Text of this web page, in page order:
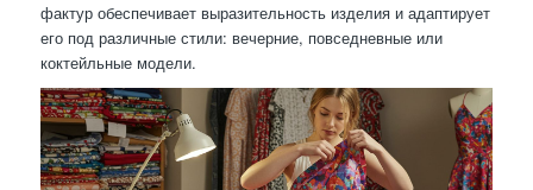
фактур обеспечивает выразительность изделия и адаптирует
его под различные стили: вечерние, повседневные или
коктейльные модели.